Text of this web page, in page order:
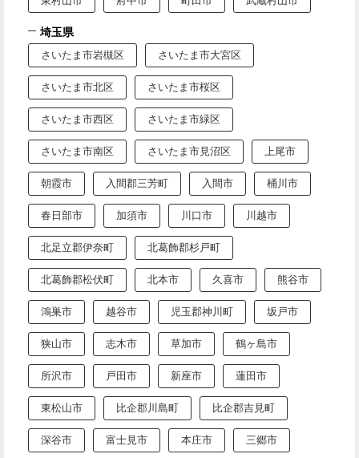
埼玉県
さいたま市岩槻区 さいたま市大宮区
さいたま市北区 さいたま市桜区
さいたま市西区 さいたま市緑区
さいたま市南区 さいたま市見沼区 上尾市
朝霞市 入間郡三芳町 入間市 桶川市
春日部市 加須市 川口市 川越市
北足立郡伊奈町 北葛飾郡杉戸町
北葛飾郡松伏町 北本市 久喜市 熊谷市
鴻巣市 越谷市 児玉郡神川町 坂戸市
狭山市 志木市 草加市 鶴ヶ島市
所沢市 戸田市 新座市 蓮田市
東松山市 比企郡川島町 比企郡吉見町
深谷市 富士見市 本庄市 三郷市